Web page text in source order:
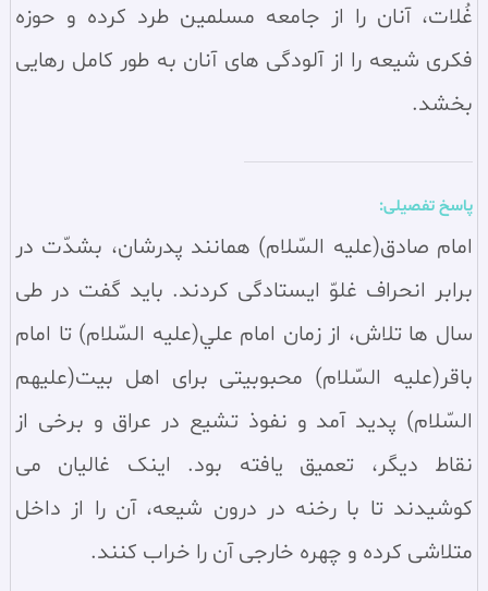
غُلات، آنان را از جامعه مسلمین طرد کرده و حوزه
فکری شیعه را از آلودگی های آنان به طور کامل رهایی
بخشد.
پاسخ تفصیلی:
امام صادق(علیه السّلام) همانند پدرشان، بشدّت در
برابر انحراف غلوّ ایستادگی کردند. باید گفت در طی
سال‌ ها تلاش، از زمان امام علي(علیه السّلام) تا امام
باقر(علیه السّلام) محبوبیتی برای اهل بیت(علیهم
السّلام) پدید آمد و نفوذ تشیع در عراق و برخی از
نقاط دیگر، تعمیق یافته بود. اینک غالیان می‌
کوشیدند تا با رخنه در درون شیعه، آن را از داخل
متلاشی کرده و چهره خارجی آن را خراب کنند.